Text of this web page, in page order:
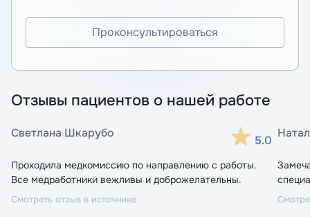
Проконсультироваться
Отзывы пациентов о нашей работе
Светлана Шкарубо
5.0
Проходила медкомиссию по направлению с работы.
Все медработники вежливы и доброжелательны.
Смотреть отзыв в источнике